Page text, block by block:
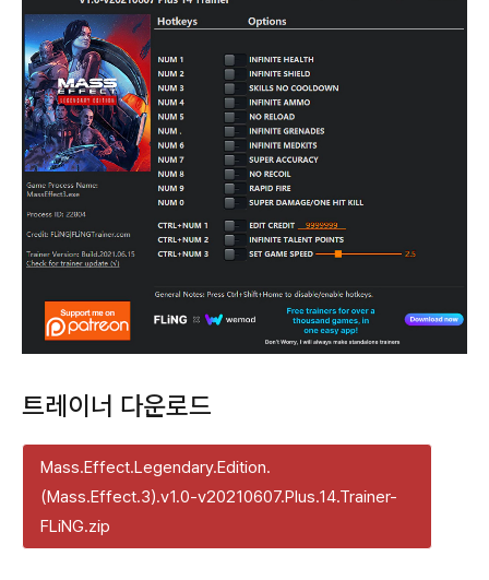
트레이너 다운로드
Mass.Effect.Legendary.Edition.
(Mass.Effect.3).v1.0-v20210607.Plus.14.Trainer-
FLiNG.zip